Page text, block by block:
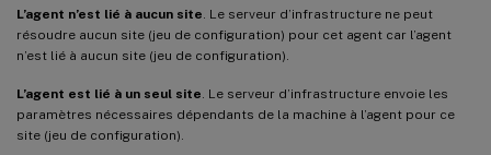
L’agent n’est lié à aucun site . Le serveur d’infrastructure ne peut
résoudre aucun site (jeu de configuration) pour cet agent car l’agent
n’est lié à aucun site (jeu de configuration).
L’agent est lié à un seul site . Le serveur d’infrastructure envoie les
paramètres nécessaires dépendants de la machine à l’agent pour ce
site (jeu de configuration).